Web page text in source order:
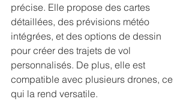
précise. Elle propose des cartes
détaillées, des prévisions météo
intégrées, et des options de dessin
pour créer des trajets de vol
personnalisés. De plus, elle est
compatible avec plusieurs drones, ce
qui la rend versatile.